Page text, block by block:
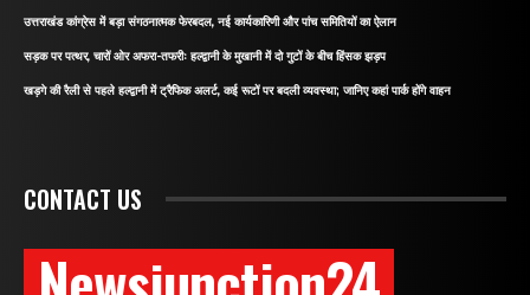
उत्तराखंड कांग्रेस में बड़ा संगठनात्मक फेरबदल, नई कार्यकारिणी और पांच समितियों का ऐलान
सड़क पर पत्थर, चारों ओर अफरा-तफरीः हल्द्वानी के मुखानी में दो गुटों के बीच हिंसक झड़प
खड़गे की रैली से पहले हल्द्वानी में ट्रैफिक अलर्ट, कई रूटों पर बदली व्यवस्था; जानिए कहां पार्क होंगे वाहन
CONTACT US